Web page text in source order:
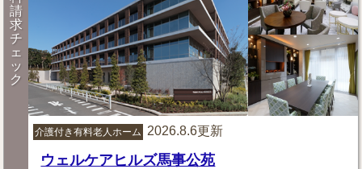
請
求
チ
ェ
ッ
ク
介護付き有料老人ホーム 2026.8.6更新
ウェルケアヒルズ馬事公苑